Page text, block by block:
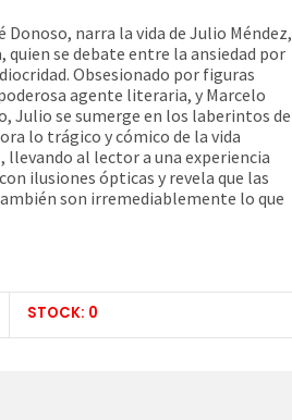
Donoso, narra la vida de Julio Méndez,
se debate entre la ansiedad por
Obsesionado por figuras
agente literaria, y Marcelo
se sumerge en los laberintos de
lo trágico y cómico de la vida
llevando al lector a una experiencia
ilusiones ópticas y revela que las
son irremediablemente lo que
STOCK: 0